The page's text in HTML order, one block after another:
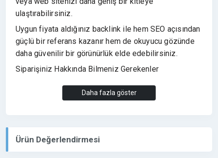
ulaştırabilirsiniz.
Uygun fiyata aldığınız backlink ile hem SEO açısından
güçlü bir referans kazanır hem de okuyucu gözünde
daha güvenilir bir görünürlük elde edebilirsiniz.
Siparişiniz Hakkında Bilmeniz Gerekenler
Tanıtım yazınızda
3 adet
ekleyebilirsiniz.
Metin içinde marka ismi, ürün ismi veya anahtar
kelime üzerinden link verebilirsiniz.
Daha fazla göster
Ürün Değerlendirmesi